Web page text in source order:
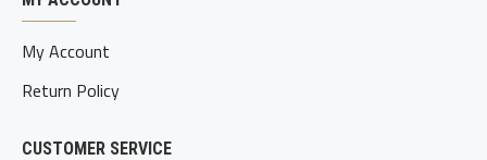
My Account
Return Policy
CUSTOMER SERVICE